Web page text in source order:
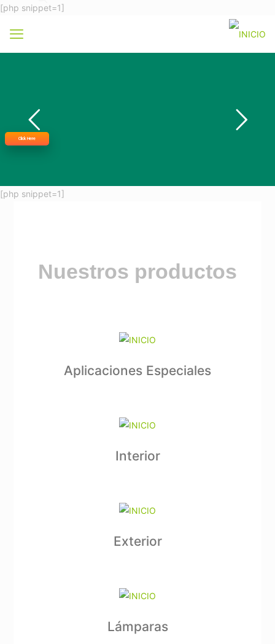
[php snippet=1]
Click Here
[php snippet=1]
Nuestros productos
Aplicaciones Especiales
Interior
Exterior
Lámparas